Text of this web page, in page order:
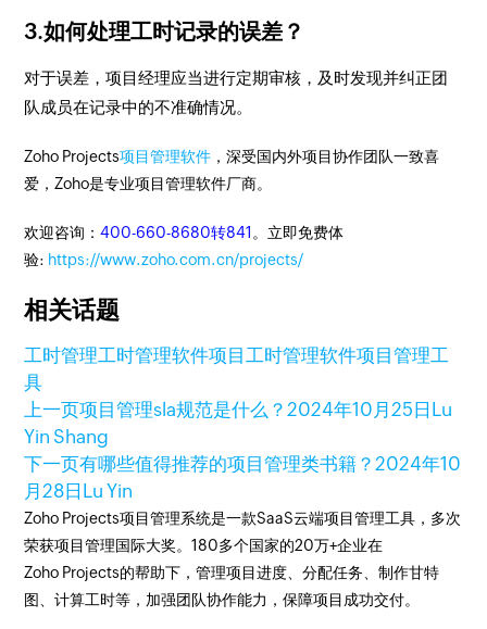
3.如何处理工时记录的误差？
对于误差，项目经理应当进行定期审核，及时发现并纠正团
队成员在记录中的不准确情况。
Zoho Projects项目管理软件 ，深受国内外项目协作团队一致喜
爱，Zoho是专业项目管理软件厂商。
欢迎咨询：400-660-8680转841 。立即免费体
验: https://www.zoho.com.cn/projects/
相关话题
工时管理工时管理软件项目工时管理软件项目管理工
具
上一页项目管理sla规范是什么？2024年10月25日 Lu
Yin Shang
下一页有哪些值得推荐的项目管理类书籍？2024年10
月28日 Lu Yin
Zoho Projects项目管理系统是一款SaaS云端项目管理工具，多次
荣获项目管理国际大奖。180多个国家的20万+企业在
Zoho Projects的帮助下，管理项目进度、分配任务、制作甘特
图、计算工时等，加强团队协作能力，保障项目成功交付。